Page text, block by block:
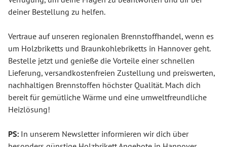
deiner Bestellung zu helfen.
Vertraue auf unseren regionalen Brennstoffhandel, wenn es
um Holzbriketts und Braunkohlebriketts in Hannover geht.
Bestelle jetzt und genieße die Vorteile einer schnellen
Lieferung, versandkostenfreien Zustellung und preiswerten,
nachhaltigen Brennstoffen höchster Qualität. Mach dich
bereit für gemütliche Wärme und eine umweltfreundliche
Heizlösung!
PS: In unserem Newsletter informieren wir dich über